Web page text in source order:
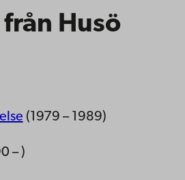
Husö
(1979 – 1989)​
– )